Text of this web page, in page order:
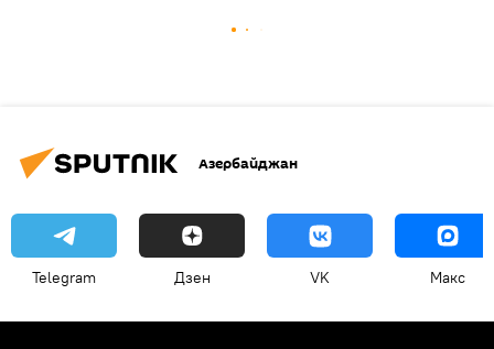
Азербайджан
Telegram Дзен VK Макс